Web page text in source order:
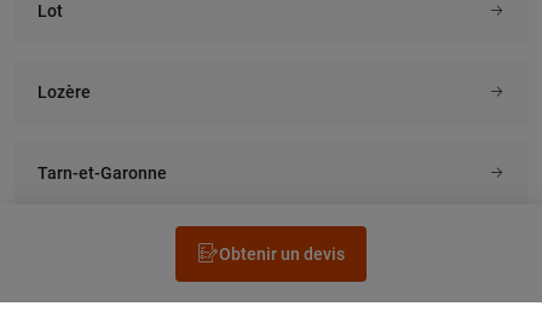
Obtenir un devis
Lot
Lozère
Tarn-et-Garonne